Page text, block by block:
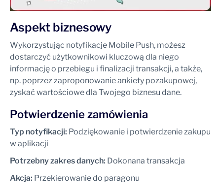
Aspekt biznesowy
Wykorzystując notyfikacje Mobile Push, możesz
dostarczyć użytkownikowi kluczową dla niego
informację o przebiegu i finalizacji transakcji, a także,
np. poprzez zaproponowanie ankiety pozakupowej,
zyskać wartościowe dla Twojego biznesu dane.
Potwierdzenie zamówienia
Typ notyfikacji: Podziękowanie i potwierdzenie zakupu
w aplikacji
Potrzebny zakres danych: Dokonana transakcja
Akcja: Przekierowanie do paragonu